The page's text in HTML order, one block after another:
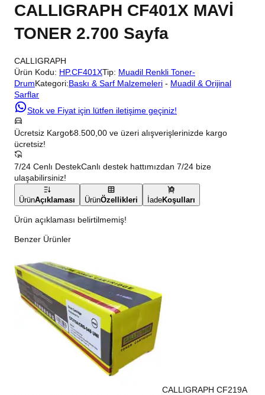
CALLIGRAPH CF401X MAVİ
TONER 2.700 Sayfa
CALLIGRAPH
Ürün Kodu: HP.CF401XTip: Muadil Renkli Toner-
DrumKategori:Baskı & Sarf Malzemeleri - Muadil & Orijinal
Sarflar
Stok ve Fiyat için lütfen iletişime geçiniz!
Ücretsiz Kargo₺8.500,00 ve üzeri alışverişlerinizde kargo
ücretsiz!
7/24 Cenlı DestekCanlı destek hattımızdan 7/24 bize
ulaşabilirsiniz!
ÜrünAçıklaması ÜrünÖzellikleri İadeKoşulları
Ürün açıklaması belirtilmemiş!
Benzer Ürünler
CALLIGRAPH CF219A